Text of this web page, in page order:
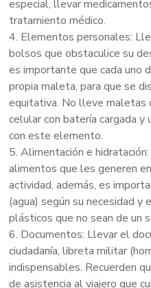
especial, llevar
tratamiento médico.
4. Elementos personales:
bolsos que obstaculice su
es importante que cada uno
propia maleta, para que se
equitativa. No lleve maletas
celular con batería cargada
con este elemento.
5. Alimentación e
alimentos que les generen
actividad, además, es
(agua) según su necesidad y
plásticos que no sean de un
6. Documentos: Llevar el
ciudadanía, libreta militar
indispensables. Recuerden
de asistencia al viajero que